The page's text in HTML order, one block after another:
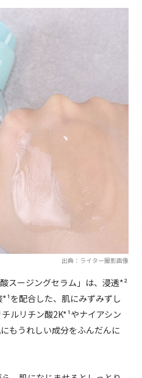
出典：ライター撮影画像
スージングセラム」は、浸透*²
*¹を配合した、肌にみずみずし
ルリチン酸2K*¹やナイアシン
もうれしい成分をふんだんに